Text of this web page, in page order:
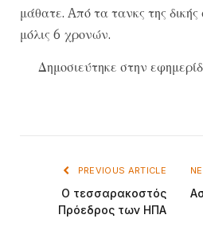
μάθατε. Aπό τα τανκς της
μόλις 6 χρονών.
Δημοσιεύτηκε στην
PREVIOUS ARTICLE
O τεσσαρακοστός
Πρόεδρος των HΠA